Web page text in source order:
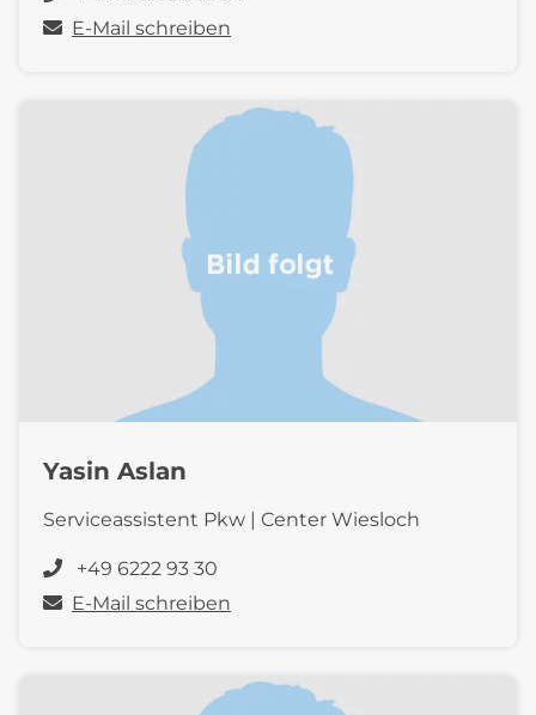
E-Mail schreiben
Yasin Aslan
Serviceassistent Pkw | Center Wiesloch
+49 6222 93 30
E-Mail schreiben